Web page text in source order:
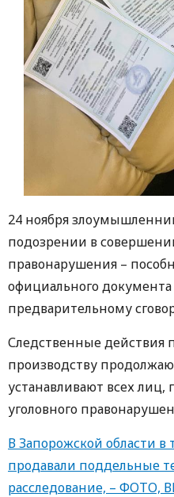
24 ноября
подозрении в
правонарушения –
официального
предварительному
Следственные действия
производству
устанавливают всех
уголовного
В Запорожской области в
продавали поддельные
расследование, – ФОТО,